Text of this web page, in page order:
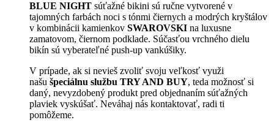
BLUE NIGHT súťažné bikini sú ručne vytvorené v
tajomných farbách noci s tónmi čiernych a modrých kryštálov
v kombinácii kamienkov SWAROVSKI na luxusne
zamatovom, čiernom podklade. Súčasťou vrchného dielu
bikín sú vyberateľné push-up vankúšiky.
V prípade, ak si nevieš zvoliť svoju veľkosť využi
našu špeciálnu službu TRY AND BUY, teda možnosť si
daný, nevyzdobený produkt pred objednaním súťažných
plaviek vyskúšať. Neváhaj nás kontaktovať, radi ti
pomôžeme.